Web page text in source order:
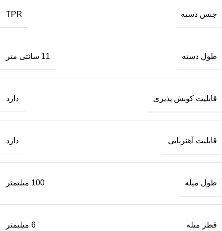
جنس دسته TPR
طول دسته 11 سانتی متر
قابلیت کوبش پذیری دارد
قابلیت آهنربایی دارد
طول میله 100 میلیمتر
قطر میله 6 میلیمتر